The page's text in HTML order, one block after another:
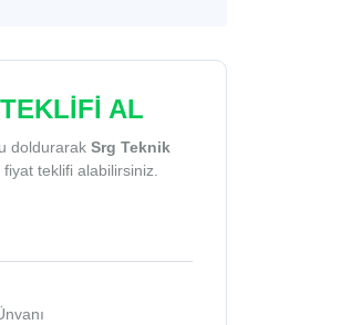
AL
doldurarak Srg Teknik
fiyat teklifi alabilirsiniz.